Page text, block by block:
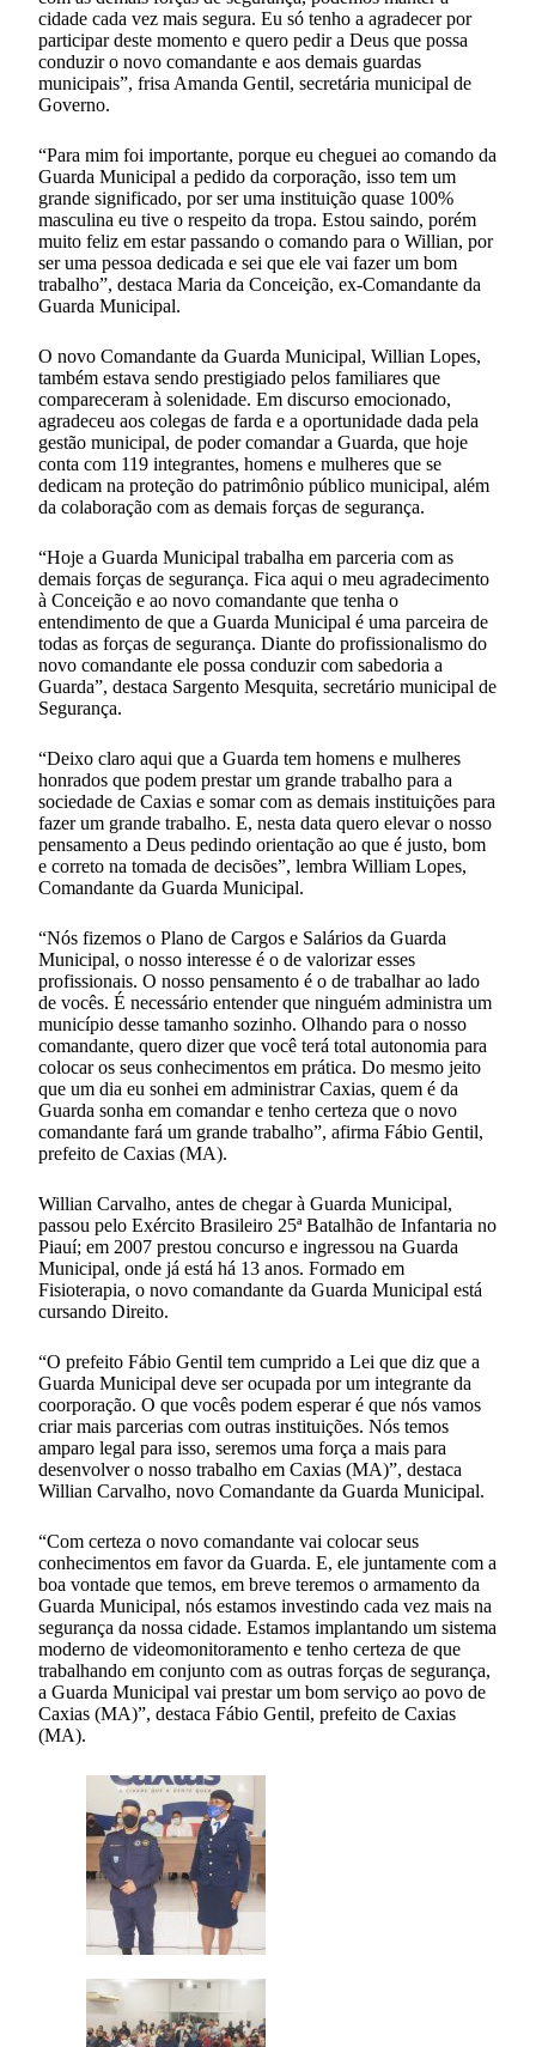
cidade cada vez mais segura. Eu só tenho a agradecer por
participar deste momento e quero pedir a Deus que possa
conduzir o novo comandante e aos demais guardas
municipais”, frisa Amanda Gentil, secretária municipal de
Governo.
“Para mim foi importante, porque eu cheguei ao comando da
Guarda Municipal a pedido da corporação, isso tem um
grande significado, por ser uma instituição quase 100%
masculina eu tive o respeito da tropa. Estou saindo, porém
muito feliz em estar passando o comando para o Willian, por
ser uma pessoa dedicada e sei que ele vai fazer um bom
trabalho”, destaca Maria da Conceição, ex-Comandante da
Guarda Municipal.
O novo Comandante da Guarda Municipal, Willian Lopes,
também estava sendo prestigiado pelos familiares que
compareceram à solenidade. Em discurso emocionado,
agradeceu aos colegas de farda e a oportunidade dada pela
gestão municipal, de poder comandar a Guarda, que hoje
conta com 119 integrantes, homens e mulheres que se
dedicam na proteção do patrimônio público municipal, além
da colaboração com as demais forças de segurança.
“Hoje a Guarda Municipal trabalha em parceria com as
demais forças de segurança. Fica aqui o meu agradecimento
à Conceição e ao novo comandante que tenha o
entendimento de que a Guarda Municipal é uma parceira de
todas as forças de segurança. Diante do profissionalismo do
novo comandante ele possa conduzir com sabedoria a
Guarda”, destaca Sargento Mesquita, secretário municipal de
Segurança.
“Deixo claro aqui que a Guarda tem homens e mulheres
honrados que podem prestar um grande trabalho para a
sociedade de Caxias e somar com as demais instituições para
fazer um grande trabalho. E, nesta data quero elevar o nosso
pensamento a Deus pedindo orientação ao que é justo, bom
e correto na tomada de decisões”, lembra William Lopes,
Comandante da Guarda Municipal.
“Nós fizemos o Plano de Cargos e Salários da Guarda
Municipal, o nosso interesse é o de valorizar esses
profissionais. O nosso pensamento é o de trabalhar ao lado
de vocês. É necessário entender que ninguém administra um
município desse tamanho sozinho. Olhando para o nosso
comandante, quero dizer que você terá total autonomia para
colocar os seus conhecimentos em prática. Do mesmo jeito
que um dia eu sonhei em administrar Caxias, quem é da
Guarda sonha em comandar e tenho certeza que o novo
comandante fará um grande trabalho”, afirma Fábio Gentil,
prefeito de Caxias (MA).
Willian Carvalho, antes de chegar à Guarda Municipal,
passou pelo Exército Brasileiro 25ª Batalhão de Infantaria no
Piauí; em 2007 prestou concurso e ingressou na Guarda
Municipal, onde já está há 13 anos. Formado em
Fisioterapia, o novo comandante da Guarda Municipal está
cursando Direito.
“O prefeito Fábio Gentil tem cumprido a Lei que diz que a
Guarda Municipal deve ser ocupada por um integrante da
coorporação. O que vocês podem esperar é que nós vamos
criar mais parcerias com outras instituições. Nós temos
amparo legal para isso, seremos uma força a mais para
desenvolver o nosso trabalho em Caxias (MA)”, destaca
Willian Carvalho, novo Comandante da Guarda Municipal.
“Com certeza o novo comandante vai colocar seus
conhecimentos em favor da Guarda. E, ele juntamente com a
boa vontade que temos, em breve teremos o armamento da
Guarda Municipal, nós estamos investindo cada vez mais na
segurança da nossa cidade. Estamos implantando um sistema
moderno de videomonitoramento e tenho certeza de que
trabalhando em conjunto com as outras forças de segurança,
a Guarda Municipal vai prestar um bom serviço ao povo de
Caxias (MA)”, destaca Fábio Gentil, prefeito de Caxias
(MA).